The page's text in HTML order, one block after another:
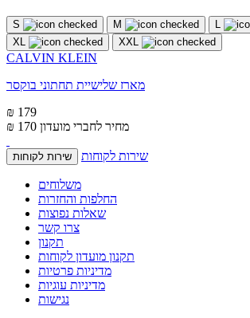
S M
XL
XXL
CALVIN KLEIN
מארז שלישיית תחתוני בוקסר
₪ 179
₪ 170 מחיר לחברי מועדון
שירות לקוחות שירות לקוחות
משלוחים
החלפות והחזרות
שאלות נפוצות
צרו קשר
תקנון
תקנון מועדון לקוחות
מדיניות פרטיות
מדיניות עוגיות
נגישות